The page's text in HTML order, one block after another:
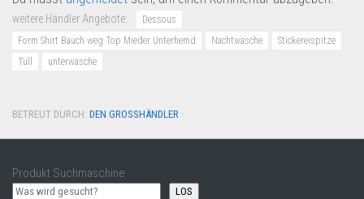
weitere Händler Angebote:
Dessous
Form Shirt Bauch weg Top Mieder Unterhemd
Nachtwäsche
Stickereispitze
Tüll
unterwäsche
BETREUT DURCH: DEN GROSSHÄNDLER ·
Produkt Suchmaschine
LOS